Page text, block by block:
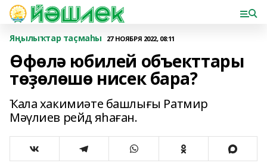
Яңылыҡтар таҫмаһы 27 НОЯБРЯ 2022, 08:11
Өфөлә юбилей объекттары
төҙөлөшө нисек бара?
Ҡала хакимиәте башлығы Ратмир
Мәүлиев рейд яһаған.